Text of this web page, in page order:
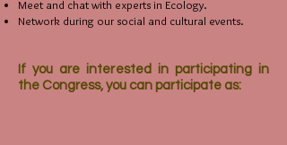
Meet and chat with experts in Ecology.
Network during our social and cultural events.
If you are interested in participating in
the Congress, you can participate as: